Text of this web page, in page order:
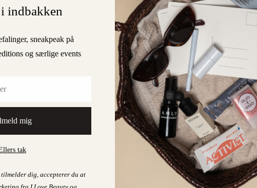
NOTE: Vær opmærksom på at gaven bliver lagt
automatisk og synligt i din kurv, når du shopper for…
0
HOLD ØJE MED
HVIS DU IKKE NÅEDE DET
SIDST
indbakken
sneakpeak på
og særlige events
mig
tak
dig, accepterer du at